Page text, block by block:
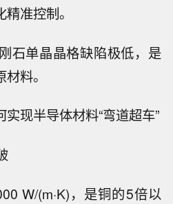
准控制。
石单晶晶格缺陷极低，是
料。
现半导体材料“弯道超车”
W/(m·K)，是铜的5倍以